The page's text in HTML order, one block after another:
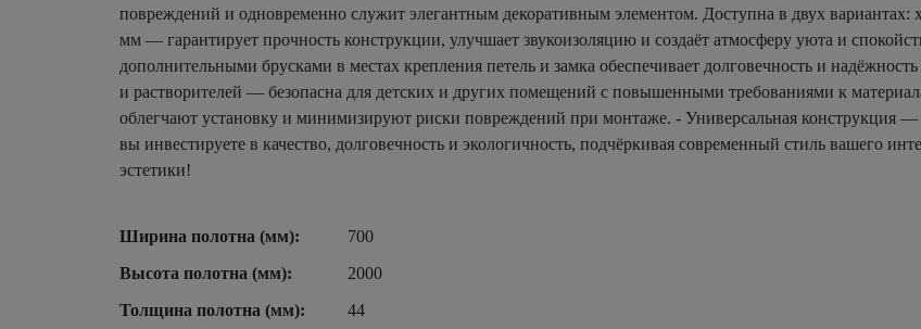
повреждений и одновременно служит элегантным декоративным элементом. Доступна в двух
мм — гарантирует прочность конструкции, улучшает звукоизоляцию и создаёт атмосферу уюта и
дополнительными брусками в местах крепления петель и замка обеспечивает долговечность и
и растворителей — безопасна для детских и других помещений с повышенными требованиями к
облегчают установку и минимизируют риски повреждений при монтаже. - Универсальная конструкция
вы инвестируете в качество, долговечность и экологичность, подчёркивая современный стиль вашего
эстетики!
Ширина полотна (мм):
700
Высота полотна (мм):
2000
Толщина полотна (мм):
44